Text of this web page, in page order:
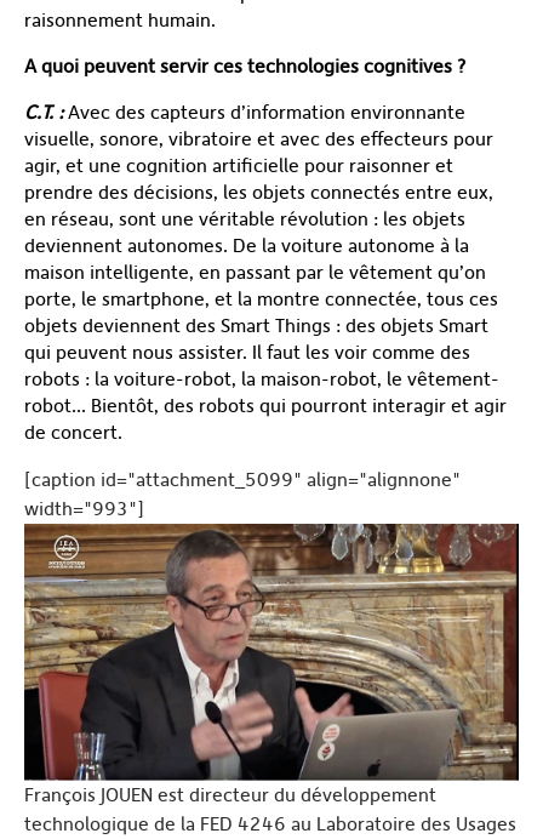
raisonnement humain.
A quoi peuvent servir ces technologies cognitives ?
C.T. :Avec des capteurs d’information environnante
visuelle, sonore, vibratoire et avec des effecteurs pour
agir, et une cognition artificielle pour raisonner et
prendre des décisions, les objets connectés entre eux,
en réseau, sont une véritable révolution : les objets
deviennent autonomes. De la voiture autonome à la
maison intelligente, en passant par le vêtement qu’on
porte, le smartphone, et la montre connectée, tous ces
objets deviennent des Smart Things : des objets Smart
qui peuvent nous assister. Il faut les voir comme des
robots : la voiture-robot, la maison-robot, le vêtement-
robot… Bientôt, des robots qui pourront interagir et agir
de concert.
[caption id="attachment_5099" align="alignnone"
width="993"]
François JOUEN est directeur du développement
technologique de la FED 4246 au Laboratoire des Usages